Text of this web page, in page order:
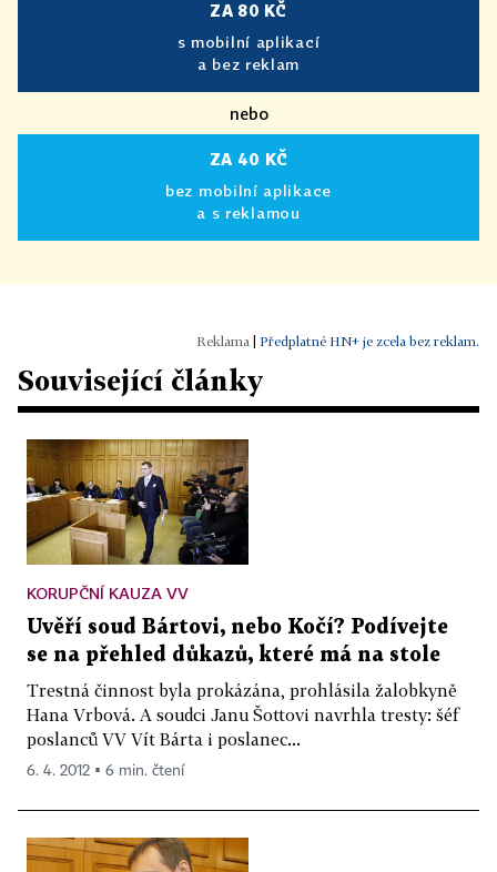
ZA 80 KČ
s mobilní aplikací
a bez reklam
nebo
ZA 40 KČ
bez mobilní aplikace
a s reklamou
Předplatné HN+ je zcela bez reklam.
Související články
KORUPČNÍ KAUZA VV
Uvěří soud Bártovi, nebo Kočí? Podívejte
se na přehled důkazů, které má na stole
Trestná činnost byla prokázána, prohlásila žalobkyně
Hana Vrbová. A soudci Janu Šottovi navrhla tresty: šéf
poslanců VV Vít Bárta i poslanec...
6. 4. 2012 ▪ 6 min. čtení